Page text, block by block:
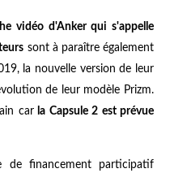
vidéo d'Anker qui s'appelle
sont à paraître également
la nouvelle version de leur
de leur modèle Prizm.
carla Capsule 2 est prévue
de financement participatif